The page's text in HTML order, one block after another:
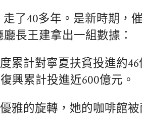
走了40多年。是新時期，
長王建拿出一組數據：
累計對寧夏扶貧投進約
興累計投進近600億元。
雅的旋轉，她的咖啡館